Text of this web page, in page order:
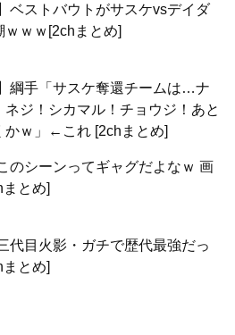
ベストバウトがサスケvsデイダ
ｗｗｗ[2chまとめ]
綱手「サスケ奪還チームは…ナ
ネジ！シカマル！チョウジ！あと
かｗ」←これ [2chまとめ]
のシーンってギャグだよなｗ 画
とめ]
代目火影・ガチで歴代最強だっ
とめ]